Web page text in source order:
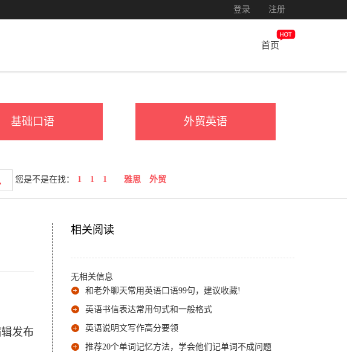
登录 注册
首页
基础口语 外贸英语
您是不是在找： 1 1 1 雅思 外贸
辑发布
相关阅读
无相关信息
和老外聊天常用英语口语99句，建议收藏!
英语书信表达常用句式和一般格式
英语说明文写作高分要领
推荐20个单词记忆方法，学会他们记单词不成问题